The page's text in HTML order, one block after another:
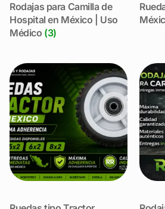
Rodajas para Camilla de
Hospital en México | Uso
Médico (3)